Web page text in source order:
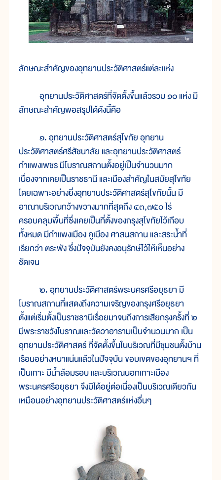
ลักษณะสำคัญของอุทยานประวัติศาสตร์แต่ละแห่ง
อุทยานประวัติศาสตร์ที่จัดตั้งขึ้นแล้วรวม ๑๐ แห่ง มี
ลักษณะสำคัญพอสรุปได้ดังนี้คือ
๑. อุทยานประวัติศาสตร์สุโขทัย อุทยาน
ประวัติศาสตร์ศรีสัชนาลัย และอุทยานประวัติศาสตร์
กำแพงเพชร มีโบราณสถานตั้งอยู่เป็นจำนวนมาก
เนื่องจากเคยเป็นราชธานี และเมืองสำคัญในสมัยสุโขทัย
โดยเฉพาะอย่างยิ่งอุทยานประวัติศาสตร์สุโขทัยนั้น มี
อาณาบริเวณกว้างขวางมากที่สุดถึง ๔๓,๗๕๐ ไร่
ครอบคลุมพื้นที่ซึ่งเคยเป็นที่ตั้งของกรุงสุโขทัยไว้เกือบ
ทั้งหมด มีกำแพงเมือง คูเมือง ศาสนสถาน และสระน้ำที่
เรียกว่า ตระพัง ซึ่งปัจจุบันยังคงอนุรักษ์ไว้ให้เห็นอย่าง
ชัดเจน
๒. อุทยานประวัติศาสตร์พระนครศรีอยุธยา มี
โบราณสถานที่แสดงถึงความเจริญของกรุงศรีอยุธยา
ตั้งแต่เริ่มตั้งเป็นราชธานีเรื่อยมาจนถึงการเสียกรุงครั้งที่ ๒
มีพระราชวังโบราณและวัดวาอารามเป็นจำนวนมาก เป็น
อุทยานประวัติศาสตร์ ที่จัดตั้งขึ้นในบริเวณที่มีชุมชนตั้งบ้าน
เรือนอย่างหนาแน่นแล้วในปัจจุบัน ขอบเขตของอุทยานฯ ที่
เป็นเกาะ มีน้ำล้อมรอบ และบริเวณนอกเกาะเมือง
พระนครศรีอยุธยา จึงมิได้อยู่ต่อเนื่องเป็นบริเวณเดียวกัน
เหมือนอย่างอุทยานประวัติศาสตร์แห่งอื่นๆ